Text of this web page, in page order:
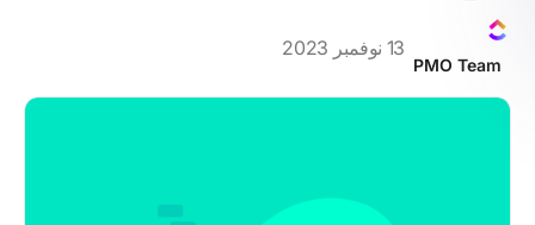
PMO Team
13 نوفمبر 2023